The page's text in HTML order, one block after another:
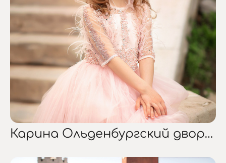
Карина Ольденбургский дворец